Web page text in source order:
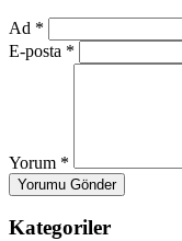
Ad *
E-posta *
Yorum *
Yorumu Gönder
Kategoriler